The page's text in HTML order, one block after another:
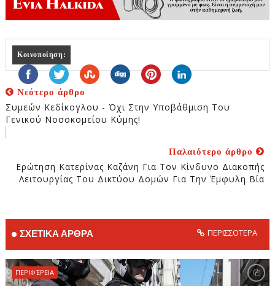
Κοινοποίηση:
Νεότερο άρθρο
Συμεών Κεδίκογλου - Όχι Στην Υποβάθμιση Του
Γενικού Νοσοκομείου Κύμης!
Παλαιότερο άρθρο
Ερώτηση Κατερίνας Καζάνη Για Τον Κίνδυνο Διακοπής
Λειτουργίας Του Δικτύου Δομών Για Την Έμφυλη Βία
ΣΧΕΤΙΚΑ ΑΡΘΡΑ ΠΕΡΙΣΣΟΤΕΡΑ
ΠΕΡΙΦΈΡΕΙΑ